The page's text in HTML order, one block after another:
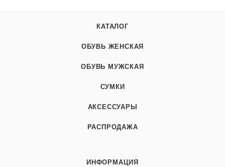
КАТАЛОГ
ОБУВЬ ЖЕНСКАЯ
ОБУВЬ МУЖСКАЯ
СУМКИ
АКСЕССУАРЫ
РАСПРОДАЖА
ИНФОРМАЦИЯ